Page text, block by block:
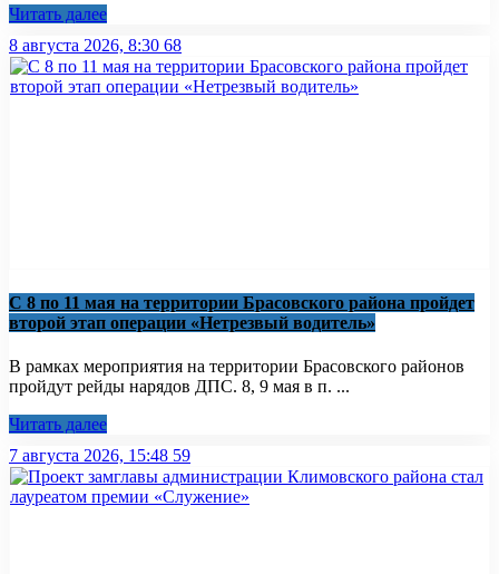
Читать далее
8 августа 2026, 8:30 68
С 8 по 11 мая на территории Брасовского района пройдет
второй этап операции «Нетрезвый водитель»
В рамках мероприятия на территории Брасовского районов
пройдут рейды нарядов ДПС. 8, 9 мая в п. ...
Читать далее
7 августа 2026, 15:48 59